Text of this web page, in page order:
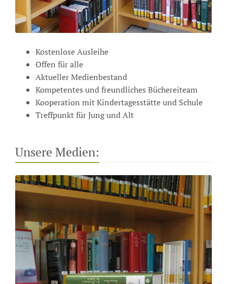
Kostenlose Ausleihe
Offen für alle
Aktueller Medienbestand
Kompetentes und freundliches Büchereiteam
Kooperation mit Kindertagesstätte und Schule
Treffpunkt für Jung und Alt
Unsere Medien: